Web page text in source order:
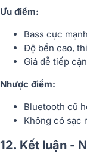
Ưu điểm:
Bass cực
Độ bền cao,
Giá dễ tiếp
Nhược điểm:
Bluetooth cũ
Không có sạc
12. Kết luận -